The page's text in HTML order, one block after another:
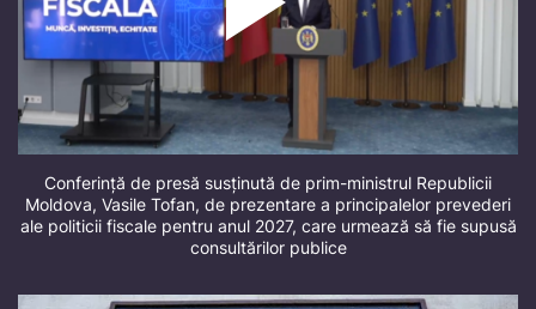
Conferință de presă susținută de prim-ministrul Republicii
Moldova, Vasile Tofan, de prezentare a principalelor prevederi
ale politicii fiscale pentru anul 2027, care urmează să fie supusă
consultărilor publice